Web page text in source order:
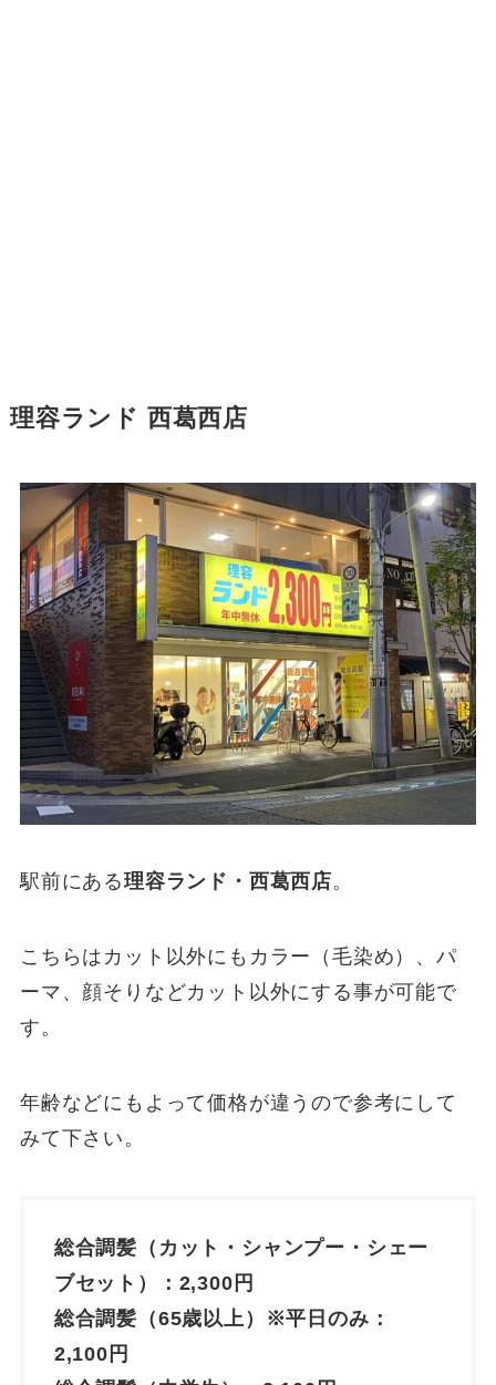
理容ランド 西葛西店
駅前にある理容ランド・西葛西店。
こちらはカット以外にもカラー（毛染め）、パ
ーマ、顔そりなどカット以外にする事が可能で
す。
年齢などにもよって価格が違うので参考にして
みて下さい。
総合調髪（カット・シャンプー・シェー
ブセット）：2,300円
総合調髪（65歳以上）※平日のみ：
2,100円